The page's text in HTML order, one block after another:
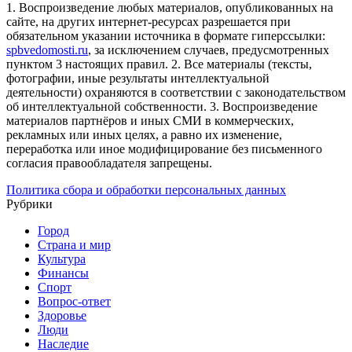
1. Воспроизведение любых материалов, опубликованных на
сайте, на других интернет-ресурсах разрешается при
обязательном указании источника в формате гиперссылки:
spbvedomosti.ru, за исключением случаев, предусмотренных
пунктом 3 настоящих правил. 2. Все материалы (тексты,
фотографии, иные результаты интеллектуальной
деятельности) охраняются в соответствии с законодательством
об интеллектуальной собственности. 3. Воспроизведение
материалов партнёров и иных СМИ в коммерческих,
рекламных или иных целях, а равно их изменение,
переработка или иное модифицирование без письменного
согласия правообладателя запрещены.
Политика сбора и обработки персональных данных
Рубрики
Город
Страна и мир
Культура
Финансы
Спорт
Вопрос-ответ
Здоровье
Люди
Наследие